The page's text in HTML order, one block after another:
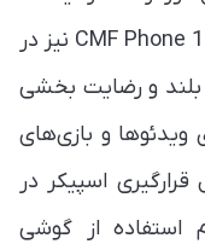
به‌علاوه، اسپیکر اصلی گوشی ناتینگ CMF Phone 1 نیز در
و رضایت بخشی
ویدئوها و بازی‌های
قرارگیری اسپیکر در
استفاده از گوشی